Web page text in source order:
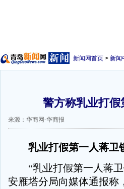
新闻网首页 > 新闻
警方称乳业打
来源：华商网-华商报
乳业打假第一人蒋卫
“乳业打假第一人蒋卫
安雁塔分局向媒体通报称